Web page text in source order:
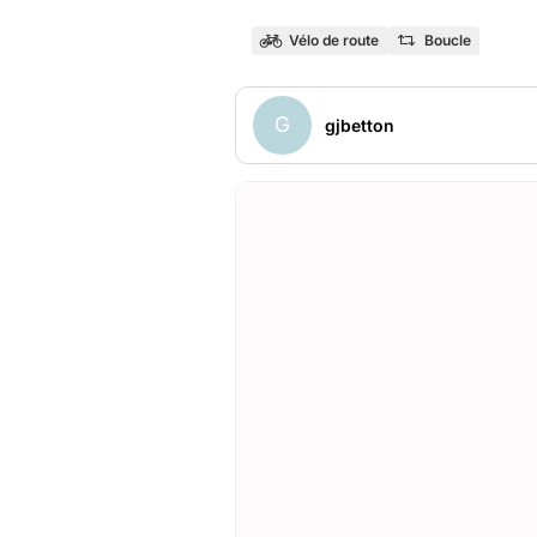
Vélo de route Boucle
G gjbetton